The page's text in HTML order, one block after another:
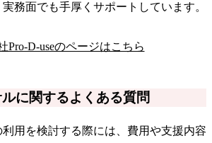
務面でも手厚くサポートしています。
Pro-D-useのページはこちら
に関するよくある質問
用を検討する際には、費用や支援内容